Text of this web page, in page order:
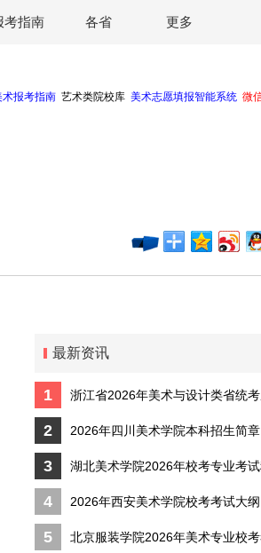
考指南 各省 更多
最新资讯
1
2 2026年四川美术学院本科招生简章
3
4 2026年西安美术学院校考考试大纲
5